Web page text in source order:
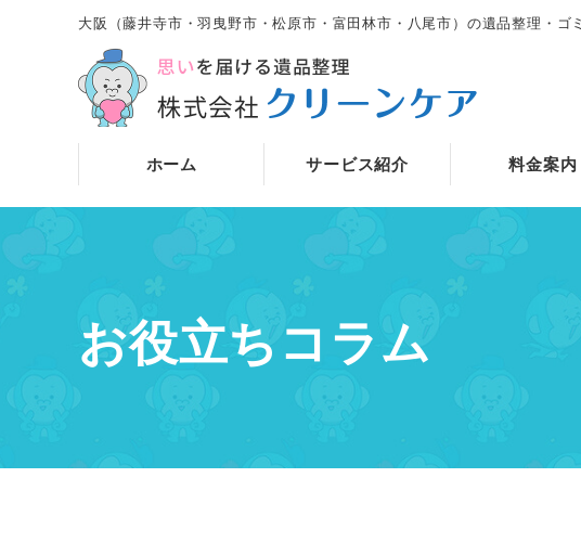
大阪（藤井寺市・羽曳野市・松原市・富田林市・八尾市）の遺品整理・ゴ
ホーム サービス紹介 料金案内
お役立ちコラム